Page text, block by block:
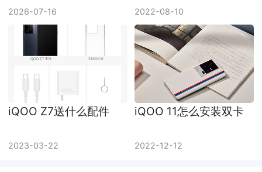
2026-07-16 2022-08-10
iQOO Z7送什么配件
2023-03-22
iQOO 11怎么安装双卡
2022-12-12